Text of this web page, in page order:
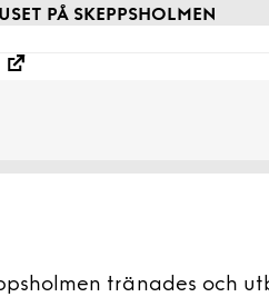
PÅ SKEPPSHOLMEN
tränades och